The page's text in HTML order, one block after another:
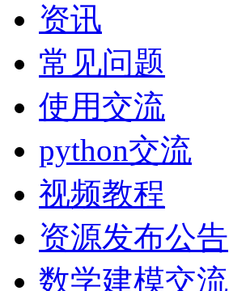
资讯
常见问题
使用交流
python交流
视频教程
资源发布公告
数学建模交流